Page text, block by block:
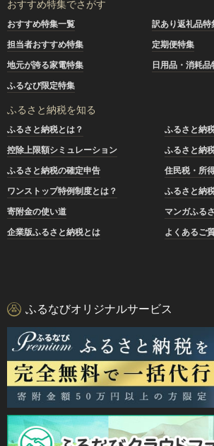
おすすめ特集でさがす
おすすめ特集一覧
訳あり返礼品特
担当者おすすめ特集
定期便特集
地元が誇る家電特集
日用品・消耗品
ふるなび限定特集
ふるさと納税を知る
ふるさと納税とは？
ふるさと納
控除上限額シミュレーション
ふるさと納
ふるさと納税の確定申告
住民税・所
ワンストップ特例制度とは？
ふるさと納
寄附金の使い道
マンガふる
企業版ふるさと納税とは
よくあるご
ふるなびオリジナルサービス